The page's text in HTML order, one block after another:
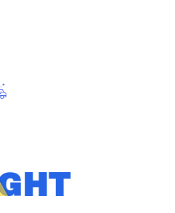
НАЧИН НА МОНТАЖ